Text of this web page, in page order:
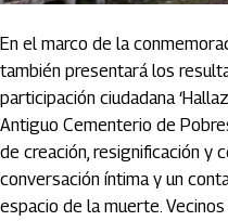
En el marco de la
también presentará los
participación ciudadana
Antiguo Cementerio de
de creación, resignificación y
conversación íntima y un
espacio de la muerte.